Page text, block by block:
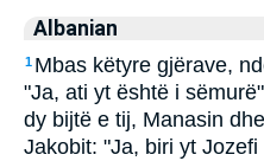
Albanian
1 Mbas këtyre gjërave,
"Ja, ati yt është i
dy bijtë e tij, Manasin
Jakobit: "Ja, biri yt